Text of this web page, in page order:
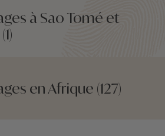
à Sao Tomé et
en Afrique (127)